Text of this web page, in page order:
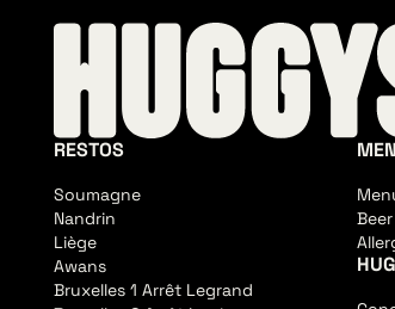
RESTOS
Soumagne
Nandrin
Liège
Awans
Bruxelles 1 Arrêt Legrand